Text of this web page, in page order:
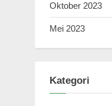
Oktober 2023
Mei 2023
Kategori